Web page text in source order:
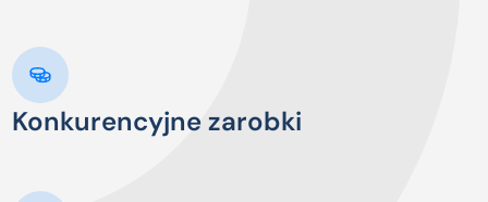
Konkurencyjne zarobki